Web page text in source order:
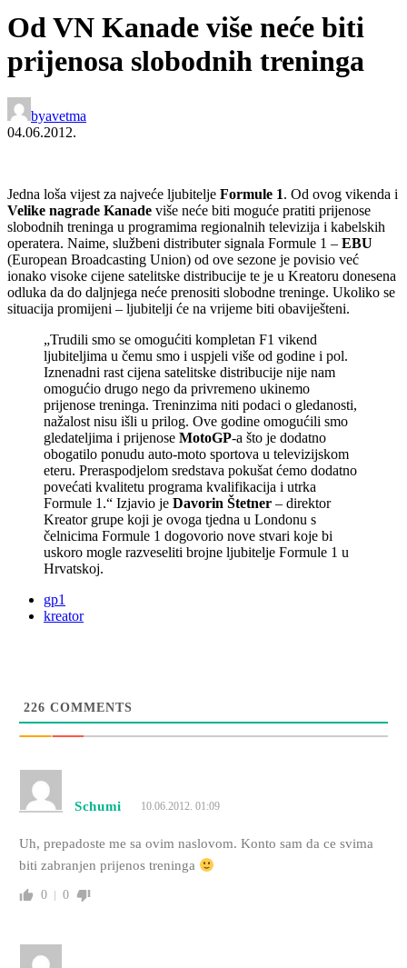
Od VN Kanade više neće biti
prijenosa slobodnih treninga
byavetma
04.06.2012.
Jedna loša vijest za najveće ljubitelje Formule 1. Od ovog vikenda i
Velike nagrade Kanade više neće biti moguće pratiti prijenose
slobodnih treninga u programima regionalnih televizija i kabelskih
operatera. Naime, službeni distributer signala Formule 1 – EBU
(European Broadcasting Union) od ove sezone je povisio već
ionako visoke cijene satelitske distribucije te je u Kreatoru donesena
odluka da do daljnjega neće prenositi slobodne treninge. Ukoliko se
situacija promijeni – ljubitelji će na vrijeme biti obaviješteni.
„Trudili smo se omogućiti kompletan F1 vikend
ljubiteljima u čemu smo i uspjeli više od godine i pol.
Iznenadni rast cijena satelitske distribucije nije nam
omogućio drugo nego da privremeno ukinemo
prijenose treninga. Treninzima niti podaci o gledanosti,
nažalost nisu išli u prilog. Ove godine omogućili smo
gledateljima i prijenose MotoGP-a što je dodatno
obogatilo ponudu auto-moto sportova u televizijskom
eteru. Preraspodjelom sredstava pokušat ćemo dodatno
povećati kvalitetu programa kvalifikacija i utrka
Formule 1.“ Izjavio je Davorin Štetner – direktor
Kreator grupe koji je ovoga tjedna u Londonu s
čelnicima Formule 1 dogovorio nove stvari koje bi
uskoro mogle razveseliti brojne ljubitelje Formule 1 u
Hrvatskoj.
gp1
kreator
226 COMMENTS
Schumi 10.06.2012. 01:09
Uh, prepadoste me sa ovim naslovom. Konto sam da ce svima
biti zabranjen prijenos treninga
0 0